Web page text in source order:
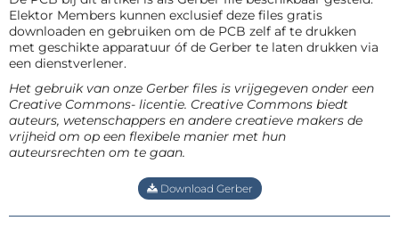
Elektor Members kunnen exclusief deze files gratis
downloaden en gebruiken om de PCB zelf af te drukken
met geschikte apparatuur óf de Gerber te laten drukken via
een dienstverlener.
Het gebruik van onze Gerber files is vrijgegeven onder een
Creative Commons- licentie. Creative Commons biedt
auteurs, wetenschappers en andere creatieve makers de
vrijheid om op een flexibele manier met hun
auteursrechten om te gaan.
Download Gerber